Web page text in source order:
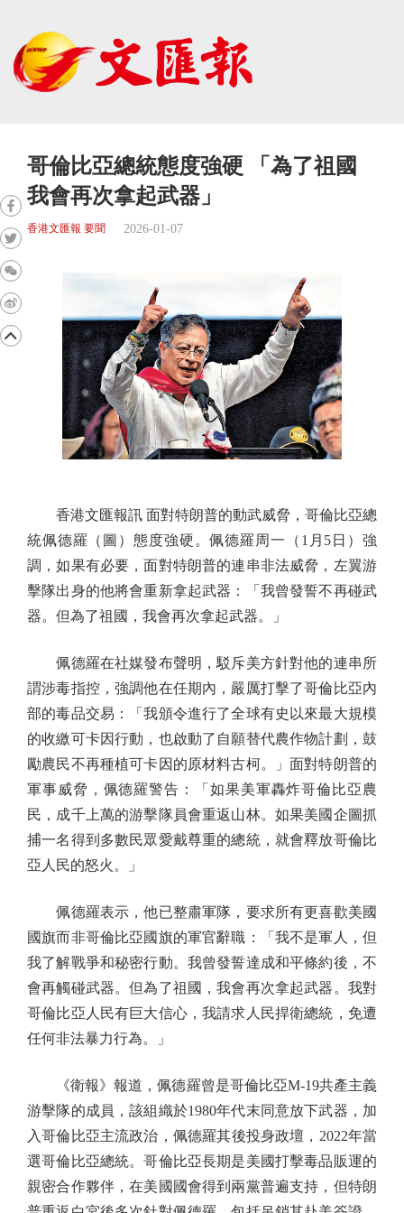
哥倫比亞總統態度強硬 「為了祖國
我會再次拿起武器」
香港文匯報 要聞 2026-01-07
香港文匯報訊 面對特朗普的動武威脅，哥倫比亞總
統佩德羅（圖）態度強硬。佩德羅周一（1月5日）強
調，如果有必要，面對特朗普的連串非法威脅，左翼游
擊隊出身的他將會重新拿起武器：「我曾發誓不再碰武
器。但為了祖國，我會再次拿起武器。」
佩德羅在社媒發布聲明，駁斥美方針對他的連串所
謂涉毒指控，強調他在任期內，嚴厲打擊了哥倫比亞內
部的毒品交易：「我頒令進行了全球有史以來最大規模
的收繳可卡因行動，也啟動了自願替代農作物計劃，鼓
勵農民不再種植可卡因的原材料古柯。」面對特朗普的
軍事威脅，佩德羅警告：「如果美軍轟炸哥倫比亞農
民，成千上萬的游擊隊員會重返山林。如果美國企圖抓
捕一名得到多數民眾愛戴尊重的總統，就會釋放哥倫比
亞人民的怒火。」
佩德羅表示，他已整肅軍隊，要求所有更喜歡美國
國旗而非哥倫比亞國旗的軍官辭職：「我不是軍人，但
我了解戰爭和秘密行動。我曾發誓達成和平條約後，不
會再觸碰武器。但為了祖國，我會再次拿起武器。我對
哥倫比亞人民有巨大信心，我請求人民捍衛總統，免遭
任何非法暴力行為。」
《衛報》報道，佩德羅曾是哥倫比亞M-19共產主義
游擊隊的成員，該組織於1980年代末同意放下武器，加
入哥倫比亞主流政治，佩德羅其後投身政壇，2022年當
選哥倫比亞總統。哥倫比亞長期是美國打擊毒品販運的
親密合作夥伴，在美國國會得到兩黨普遍支持，但特朗